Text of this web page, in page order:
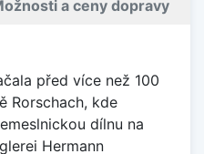
a ceny dopravy
před více než 100
Rorschach, kde
dílnu na
Hermann